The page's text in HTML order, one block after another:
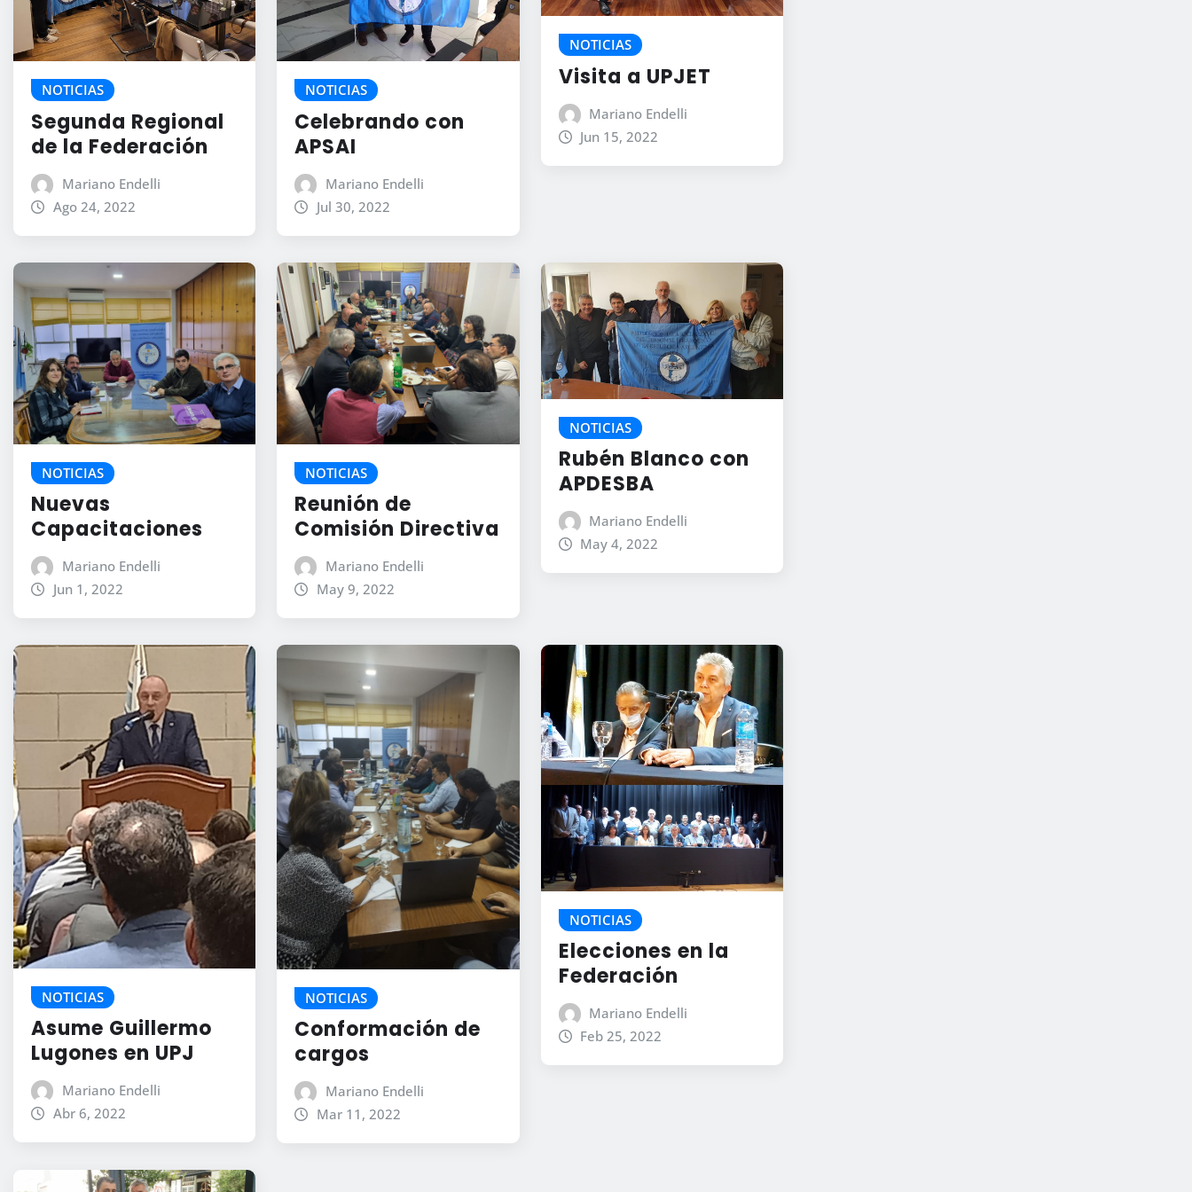
NOTICIAS
Segunda Regional
de la Federación
Mariano Endelli
Ago 24, 2022
NOTICIAS
Celebrando con
APSAI
Mariano Endelli
Jul 30, 2022
NOTICIAS
Visita a UPJET
Mariano Endelli
Jun 15, 2022
NOTICIAS
Nuevas
Capacitaciones
Mariano Endelli
Jun 1, 2022
NOTICIAS
Reunión de
Comisión Directiva
Mariano Endelli
May 9, 2022
NOTICIAS
Rubén Blanco con
APDESBA
Mariano Endelli
May 4, 2022
NOTICIAS
Asume Guillermo
Lugones en UPJ
Mariano Endelli
Abr 6, 2022
NOTICIAS
Conformación de
cargos
Mariano Endelli
Mar 11, 2022
NOTICIAS
Elecciones en la
Federación
Mariano Endelli
Feb 25, 2022